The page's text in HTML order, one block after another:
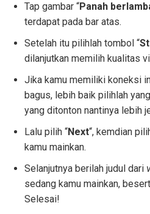
Tap gambar “Panah
terdapat pada bar atas.
Setelah itu pilihlah tombol “
dilanjutkan memilih kualitas
Jika kamu memiliki koneksi
bagus, lebih baik pilihlah
yang ditonton nantinya lebih
Lalu pilih “Next“, kemdian
kamu mainkan.
Selanjutnya berilah judul dari
sedang kamu mainkan,
Selesai!